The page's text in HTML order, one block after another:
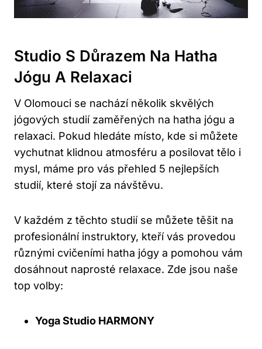
Studio S Důrazem Na Hatha
Jógu A Relaxaci
V Olomouci se nachází několik skvělých
jógových studií zaměřených na hatha jógu a
relaxaci. Pokud hledáte místo, kde⁤ si můžete
vychutnat klidnou atmosféru a posilovat tělo i
mysl, máme pro vás přehled 5 nejlepších
studií, které stojí za návštěvu.
V ‍každém z těchto studií se můžete těšit na
profesionální instruktory, ​kteří vás provedou⁤
různými cvičeními hatha jógy ⁢a pomohou vám
dosáhnout naprosté relaxace. Zde jsou naše
top volby:
Yoga Studio HARMONY